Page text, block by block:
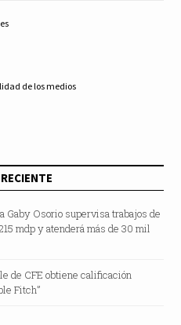
de los medios
Gaby Osorio supervisa trabajos de
mdp y atenderá más de 30 mil
de CFE obtiene calificación
Fitch”